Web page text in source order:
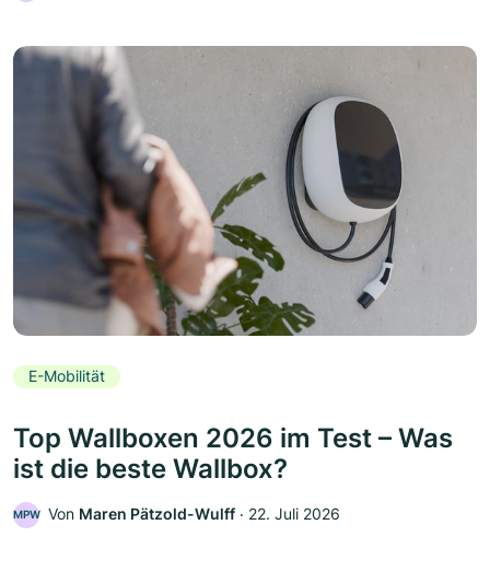
E-Mobilität
Top Wallboxen 2026 im Test – Was
ist die beste Wallbox?
MPW Von Maren Pätzold-Wulff ‧ 22. Juli 2026